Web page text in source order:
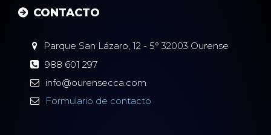
CONTACTO
Parque San Lázaro, 12 - 5° 32003 Ourense
988 601 297
info@ourensecca.com
Formulario de contacto